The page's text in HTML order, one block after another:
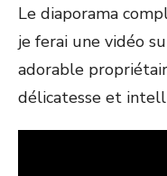
Le diaporama
je ferai une vidéo
adorable
délicatesse et